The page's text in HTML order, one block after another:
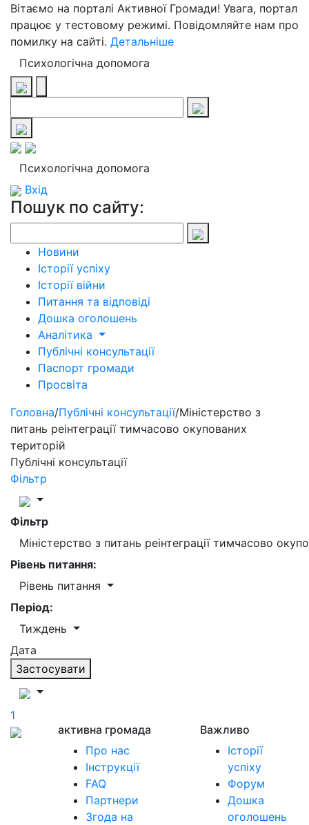
Вітаємо на порталі Активної Громади! Увага, портал
працює у тестовому режимі. Повідомляйте нам про
помилку на сайті. Детальніше
Психологічна допомога
Психологічна допомога
Вхід
Пошук по сайту:
Новини
Історії успіху
Історії війни
Питання та відповіді
Дошка оголошень
Аналітика
Публічні консультації
Паспорт громади
Просвіта
Головна/Публічні консультації/Міністерство з
питань реінтеграції тимчасово окупованих
територій
Публічні консультації
Фільтр
Фільтр
Міністерство з питань реінтеграції тимчасово
Рівень питання:
Рівень питання
Період:
Тиждень
Дата
Застосувати
1
активна громада
Про нас
Інструкції
FAQ
Партнери
Згода на
Важливо
Історії
успіху
Форум
Дошка
оголошень